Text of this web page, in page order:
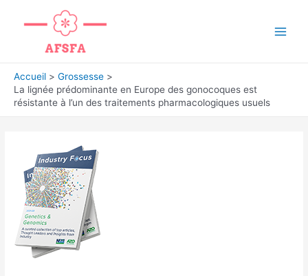
Accueil
Grossesse
La lignée prédominante en Europe des gonocoques est
résistante à l’un des traitements pharmacologiques usuels